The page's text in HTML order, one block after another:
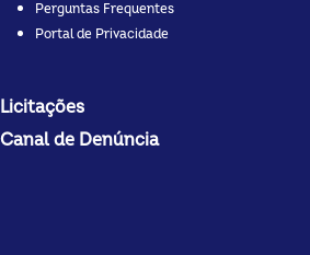
Perguntas Frequentes
Portal de Privacidade
Licitações
Canal de Denúncia